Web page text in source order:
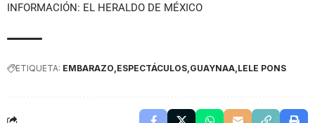
INFORMACIÓN: EL HERALDO DE MÉXICO
ETIQUETA: EMBARAZO ESPECTÁCULOS GUAYNAA LELE PONS